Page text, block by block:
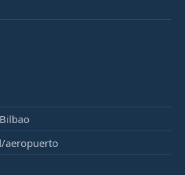
aeropuerto